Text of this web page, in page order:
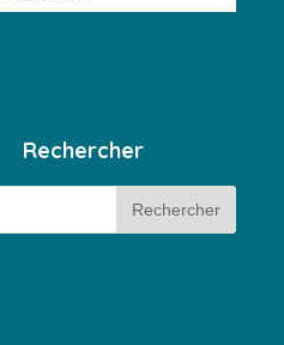
Rechercher